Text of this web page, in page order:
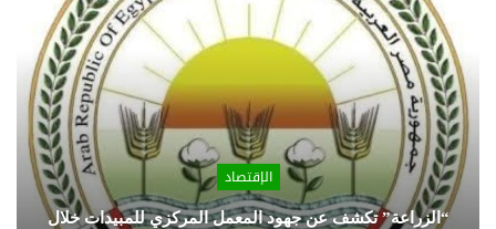
الإقتصاد
“الزراعة” تكشف عن جهود المعمل المركزي للمبيدات خلال